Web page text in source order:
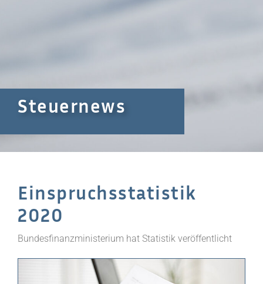
Steuernews
Einspruchsstatistik
2020
Bundesfinanzministerium hat Statistik veröffentlicht